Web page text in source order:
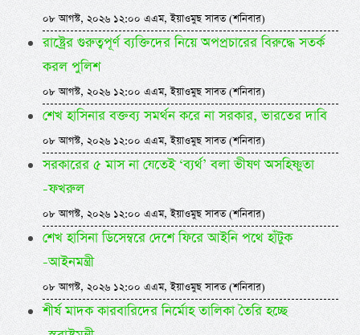
০৮ আগস্ট, ২০২৬ ১২:০০ এএম, ইয়াওমুছ সাবত (শনিবার)
রাষ্ট্রের গুরুত্বপূর্ণ ব্যক্তিদের নিয়ে অপপ্রচারের বিরুদ্ধে সতর্ক
করল পুলিশ
০৮ আগস্ট, ২০২৬ ১২:০০ এএম, ইয়াওমুছ সাবত (শনিবার)
শেখ হাসিনার বক্তব্য সমর্থন করে না সরকার, ভারতের দাবি
০৮ আগস্ট, ২০২৬ ১২:০০ এএম, ইয়াওমুছ সাবত (শনিবার)
সরকারের ৫ মাস না যেতেই ‘ব্যর্থ’ বলা ভীষণ অসহিষ্ণুতা
-ফখরুল
০৮ আগস্ট, ২০২৬ ১২:০০ এএম, ইয়াওমুছ সাবত (শনিবার)
শেখ হাসিনা ডিসেম্বরে দেশে ফিরে আইনি পথে হাঁটুক
-আইনমন্ত্রী
০৮ আগস্ট, ২০২৬ ১২:০০ এএম, ইয়াওমুছ সাবত (শনিবার)
শীর্ষ মাদক কারবারিদের নির্মোহ তালিকা তৈরি হচ্ছে